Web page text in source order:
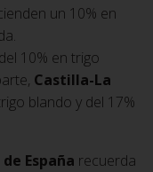
un 10% en
10% en trigo
Castilla-La
blando y del 17%
España recuerda